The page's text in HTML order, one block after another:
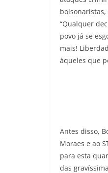
“Qualquer
povo já se
mais!
àqueles que
Antes disso,
Moraes e ao
para esta
das